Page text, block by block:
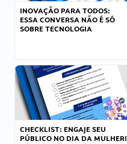
INOVAÇÃO PARA TODOS:
ESSA CONVERSA NÃO É SÓ
SOBRE TECNOLOGIA
CHECKLIST: ENGAJE SEU
PÚBLICO NO DIA DA MULHER!